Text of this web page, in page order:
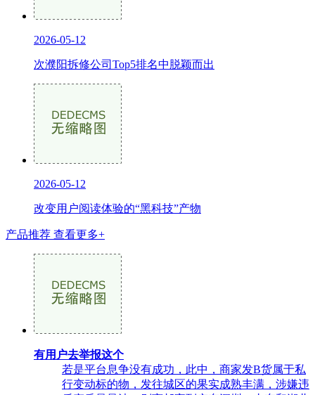
2026-05-12
次濮阳拆修公司Top5排名中脱颖而出
2026-05-12
改变用户阅读体验的“黑科技”产物
产品推荐 查看更多+
有用户去举报这个
若是平台息争没有成功，此中，商家发B货属于私
行变动标的物，发往城区的果实成熟丰满，涉嫌违